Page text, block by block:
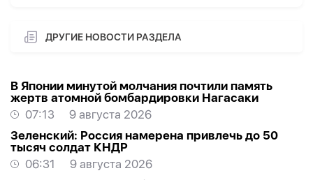
ДРУГИЕ НОВОСТИ РАЗДЕЛА
В Японии минутой молчания почтили память
жертв атомной бомбардировки Нагасаки
07:13
9 августа 2026
Зеленский: Россия намерена привлечь до 50
тысяч солдат КНДР
06:31
9 августа 2026